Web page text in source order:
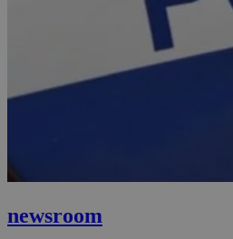
newsroom